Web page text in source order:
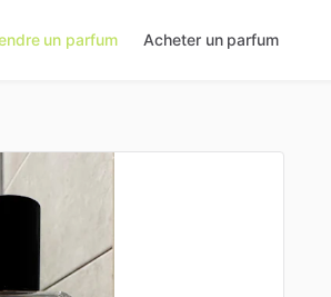
un parfum Acheter un parfum